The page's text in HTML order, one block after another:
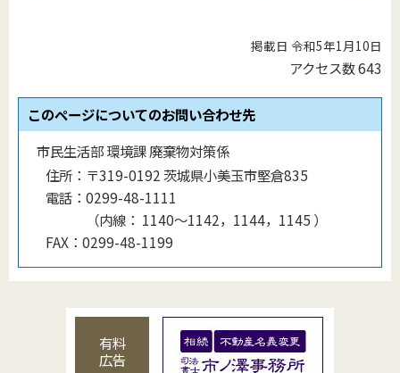
掲載日 令和5年1月10日
アクセス数643
このページについてのお問い合わせ先
市民生活部 環境課 廃棄物対策係
住所： 〒319-0192 茨城県小美玉市堅倉835
電話： 0299-48-1111
（内線 ： 1140〜1142，1144，1145 ）
FAX： 0299-48-1199
有料
広告